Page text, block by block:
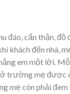
đáo, cẩn thận, đồ
khách đến nhà,
em một lời.
trường mẹ được
mẹ còn phải đem